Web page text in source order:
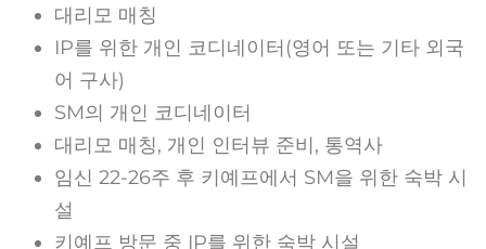
대리모 매칭
IP를 위한 개인 코디네이터(영어 또는 기타 외국
어 구사)
SM의 개인 코디네이터
대리모 매칭, 개인 인터뷰 준비, 통역사
임신 22-26주 후 키예프에서 SM을 위한 숙박 시
설
키예프 방문 중 IP를 위한 숙박 시설